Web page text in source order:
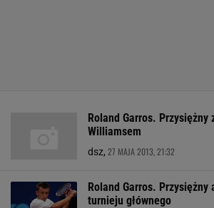
Roland Garros. Przysiężny
Williamsem
dsz, 27 MAJA 2013, 21:32
Roland Garros. Przysiężny
turnieju głównego